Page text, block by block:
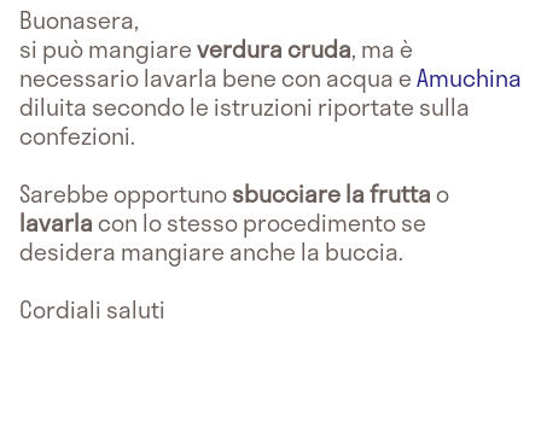
Buonasera,
si può mangiareverdura cruda, ma è
necessario lavarla bene con acqua eAmuchina
diluita secondo le istruzioni riportate sulla
confezioni.
Sarebbe opportunosbucciare la fruttao
lavarlacon lo stesso procedimento se
desidera mangiare anche la buccia.
Cordiali saluti